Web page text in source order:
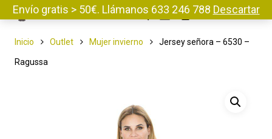
Menu
Inicio Outlet Mujer invierno Jersey señora – 6530 –
Ragussa
Envío gratis > 50€. Llámanos 633 246 788 Descartar